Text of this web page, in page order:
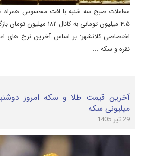
معاملات صبح سه شنبه با افت محسوس همراه
۴.۵ میلیون تومانی به کانال ۱۸۲ میلیون تومان بازگشت.
اختصاصی کلانشهر: بر اساس آخرین نرخ های
نقره و سکه ...
میلیونی سکه
29 تیر 1405